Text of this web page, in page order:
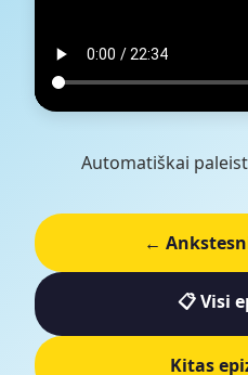
Automatiškai
←
📋 Visi
Kitas